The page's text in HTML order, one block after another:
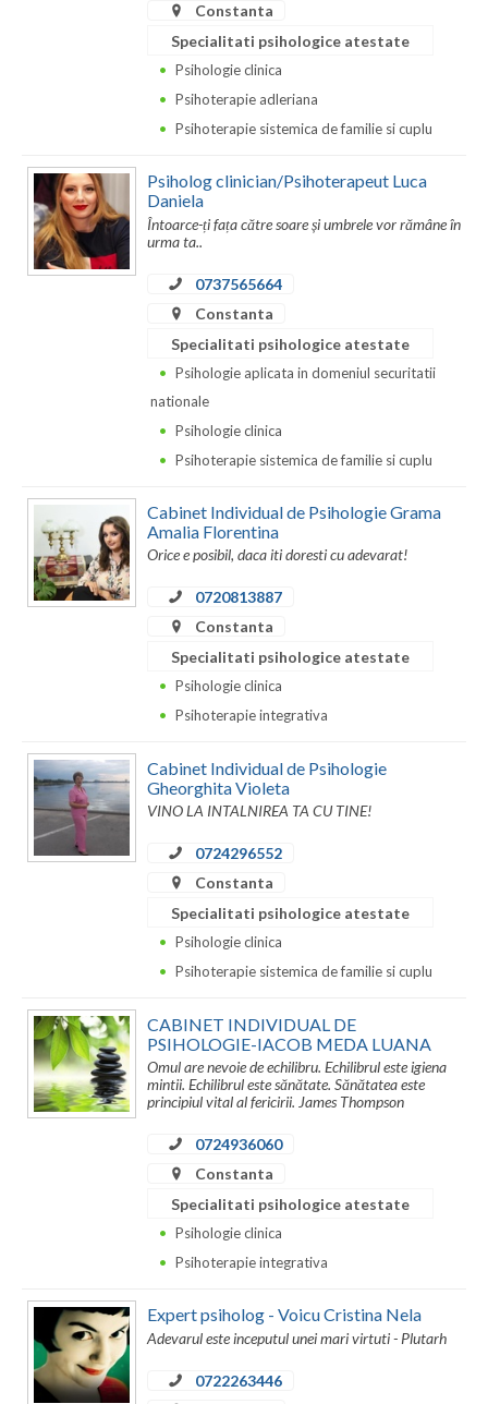
Constanta
Specialitati psihologice atestate
Psihologie clinica
Psihoterapie adleriana
Psihoterapie sistemica de familie si cuplu
Psiholog clinician/Psihoterapeut Luca
Daniela
Întoarce-ți fața către soare și umbrele vor rămâne în
urma ta..
0737565664
Constanta
Specialitati psihologice atestate
Psihologie aplicata in domeniul securitatii
nationale
Psihologie clinica
Psihoterapie sistemica de familie si cuplu
Cabinet Individual de Psihologie Grama
Amalia Florentina
Orice e posibil, daca iti doresti cu adevarat!
0720813887
Constanta
Specialitati psihologice atestate
Psihologie clinica
Psihoterapie integrativa
Cabinet Individual de Psihologie
Gheorghita Violeta
VINO LA INTALNIREA TA CU TINE!
0724296552
Constanta
Specialitati psihologice atestate
Psihologie clinica
Psihoterapie sistemica de familie si cuplu
CABINET INDIVIDUAL DE
PSIHOLOGIE-IACOB MEDA LUANA
Omul are nevoie de echilibru. Echilibrul este igiena
mintii. Echilibrul este sănătate. Sănătatea este
principiul vital al fericirii. James Thompson
0724936060
Constanta
Specialitati psihologice atestate
Psihologie clinica
Psihoterapie integrativa
Expert psiholog - Voicu Cristina Nela
Adevarul este inceputul unei mari virtuti - Plutarh
0722263446